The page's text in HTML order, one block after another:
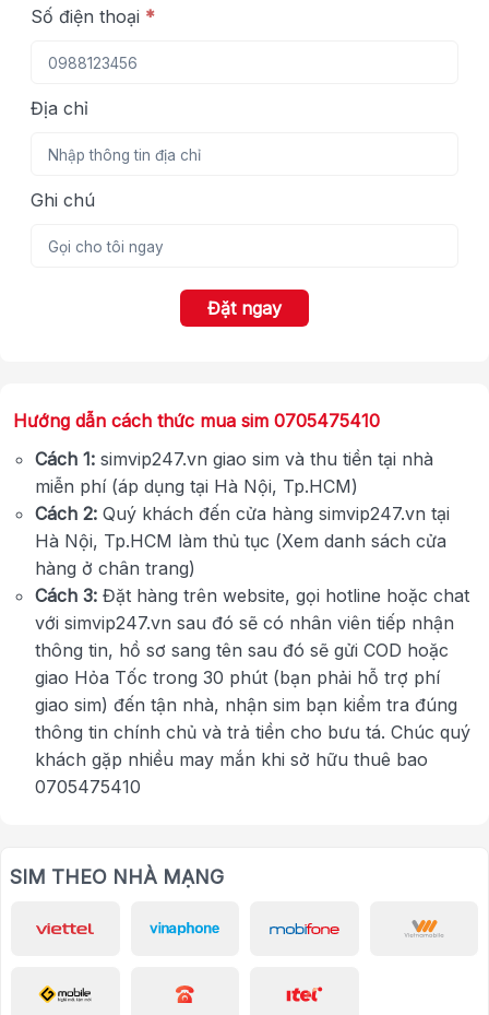
Số điện thoại *
Địa chỉ
Ghi chú
Đặt ngay
Hướng dẫn cách thức mua sim 0705475410
Cách 1: simvip247.vn giao sim và thu tiền tại nhà
miễn phí (áp dụng tại Hà Nội, Tp.HCM)
Cách 2: Quý khách đến cửa hàng simvip247.vn tại
Hà Nội, Tp.HCM làm thủ tục (Xem danh sách cửa
hàng ở chân trang)
Cách 3: Đặt hàng trên website, gọi hotline hoặc chat
với simvip247.vn sau đó sẽ có nhân viên tiếp nhận
thông tin, hồ sơ sang tên sau đó sẽ gửi COD hoặc
giao Hỏa Tốc trong 30 phút (bạn phải hỗ trợ phí
giao sim) đến tận nhà, nhận sim bạn kiểm tra đúng
thông tin chính chủ và trả tiền cho bưu tá. Chúc quý
khách gặp nhiều may mắn khi sở hữu thuê bao
0705475410
SIM THEO NHÀ MẠNG